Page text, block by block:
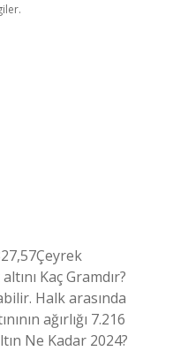
Kaç Gramdır?
Halk arasında
ağırlığı 7.216
Ne Kadar 2024?